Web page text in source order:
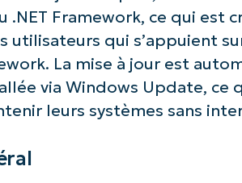
Framework, ce qui est
utilisateurs qui s’appuient
La mise à jour est
via Windows Update, ce
leurs systèmes sans